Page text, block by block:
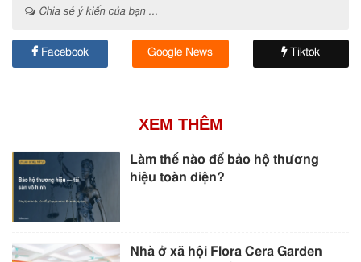
Chia sẻ ý kiến của bạn ...
Facebook Google News Tiktok
XEM THÊM
Làm thế nào để bảo hộ thương
hiệu toàn diện?
Nhà ở xã hội Flora Cera Garden